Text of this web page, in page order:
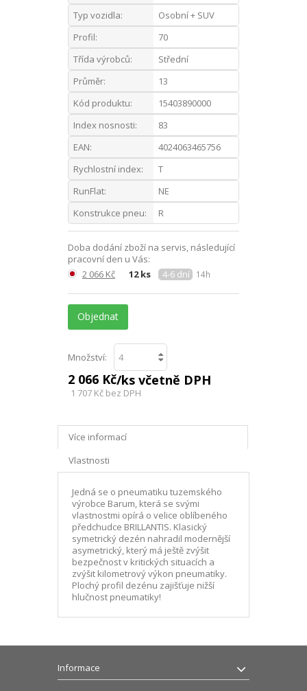
Typ vozidla:
Osobní + SUV
Profil:
70
Třída výrobců:
Střední
Průměr:
13
Kód produktu:
15403890000
Index nosnosti:
83
EAN:
4024063465756
Rychlostní index:
T
RunFlat:
NE
Konstrukce pneu:
R
Doba dodání zboží na servis, následující
pracovní den u Vás:
2 066 Kč
12 ks 4-6 dní 14h
Objednat
Množství:
2 066 Kč/ks včetně DPH
1 707 Kč bez DPH
Více informací
Vlastnosti
Jedná se o pneumatiku tuzemského
výrobce Barum, která se svými
vlastnostmi opírá o velice oblíbeného
předchudce BRILLANTIS. Klasický
symetrický dezén nahradil modernější
asymetrický, který má ještě zvýšit
bezpečnost v kritických situacích a
zvýšit kilometrový výkon pneumatiky.
Plochý profil dezénu zajišťuje nižší
hlučnost pneumatiky!
Informace